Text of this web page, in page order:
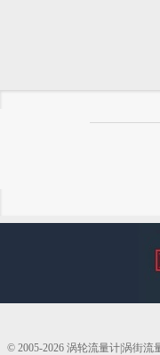
© 2005-2026 涡轮流量计|涡街